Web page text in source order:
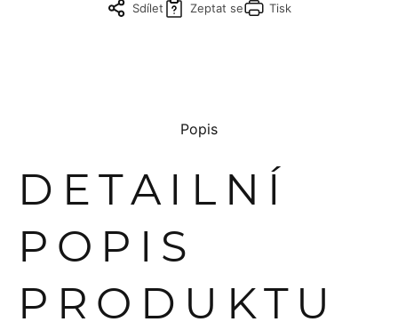
Tisk
Zeptat se
Sdílet
Popis
DETAILNÍ
POPIS
PRODUKTU